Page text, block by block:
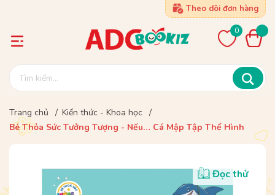
Theo dõi đơn hàng
0
Trang chủ / Kiến thức - Khoa học /
Bé Thỏa Sức Tưởng Tượng - Nếu… Cá Mập Tập Thể Hình
Đọc thử